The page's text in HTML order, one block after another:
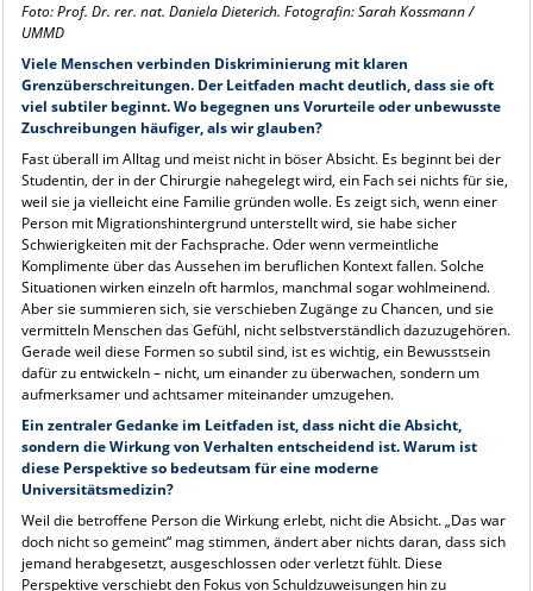
Foto: Prof. Dr. rer. nat. Daniela Dieterich. Fotografin: Sarah Kossmann /
UMMD
Viele Menschen verbinden Diskriminierung mit klaren
Grenzüberschreitungen. Der Leitfaden macht deutlich, dass sie oft
viel subtiler beginnt. Wo begegnen uns Vorurteile oder unbewusste
Zuschreibungen häufiger, als wir glauben?
Fast überall im Alltag und meist nicht in böser Absicht. Es beginnt bei der
Studentin, der in der Chirurgie nahegelegt wird, ein Fach sei nichts für sie,
weil sie ja vielleicht eine Familie gründen wolle. Es zeigt sich, wenn einer
Person mit Migrationshintergrund unterstellt wird, sie habe sicher
Schwierigkeiten mit der Fachsprache. Oder wenn vermeintliche
Komplimente über das Aussehen im beruflichen Kontext fallen. Solche
Situationen wirken einzeln oft harmlos, manchmal sogar wohlmeinend.
Aber sie summieren sich, sie verschieben Zugänge zu Chancen, und sie
vermitteln Menschen das Gefühl, nicht selbstverständlich dazuzugehören.
Gerade weil diese Formen so subtil sind, ist es wichtig, ein Bewusstsein
dafür zu entwickeln – nicht, um einander zu überwachen, sondern um
aufmerksamer und achtsamer miteinander umzugehen.
Ein zentraler Gedanke im Leitfaden ist, dass nicht die Absicht,
sondern die Wirkung von Verhalten entscheidend ist. Warum ist
diese Perspektive so bedeutsam für eine moderne
Universitätsmedizin?
Weil die betroffene Person die Wirkung erlebt, nicht die Absicht. „Das war
doch nicht so gemeint“ mag stimmen, ändert aber nichts daran, dass sich
jemand herabgesetzt, ausgeschlossen oder verletzt fühlt. Diese
Perspektive verschiebt den Fokus von Schuldzuweisungen hin zu